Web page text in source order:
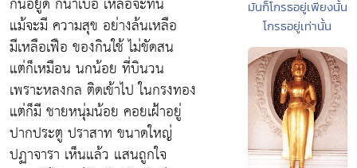
แม้จะมี ความสุข อย่างล้นเหลือ
มีเหลือเฟือ ของกินใช้ ไม่ขัดสน
แต่ก็เหมือน นกน้อย ที่บินวน
เพราะหลงกล ติดเข้าไป ในกรงทอง
แต่ก็มี ชายหนุ่มน้อย คอยเฝ้าอยู่
ปากประตู ปราสาท ขนาดใหญ่
ปฏาจารา เห็นแล้ว แสนถูกใจ
มันก็โกรธอยู่เพียงนั้น
โกรธอยู่เท่านั้น